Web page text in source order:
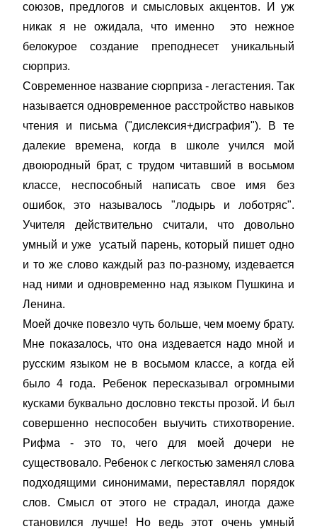
союзов, предлогов и смысловых акцентов. И уж
никак я не ожидала, что именно это нежное
белокурое создание преподнесет уникальный
сюрприз.
Современное название сюрприза - легастения. Так
называется одновременное расстройство навыков
чтения и письма ("дислексия+дисграфия"). В те
далекие времена, когда в школе учился мой
двоюродный брат, с трудом читавший в восьмом
классе, неспособный написать свое имя без
ошибок, это называлось "лодырь и лоботряс".
Учителя действительно считали, что довольно
умный и уже усатый парень, который пишет одно
и то же слово каждый раз по-разному, издевается
над ними и одновременно над языком Пушкина и
Ленина.
Моей дочке повезло чуть больше, чем моему брату.
Мне показалось, что она издевается надо мной и
русским языком не в восьмом классе, а когда ей
было 4 года. Ребенок пересказывал огромными
кусками буквально дословно тексты прозой. И был
совершенно неспособен выучить стихотворение.
Рифма - это то, чего для моей дочери не
существовало. Ребенок с легкостью заменял слова
подходящими синонимами, переставлял порядок
слов. Смысл от этого не страдал, иногда даже
становился лучше! Но ведь этот очень умный